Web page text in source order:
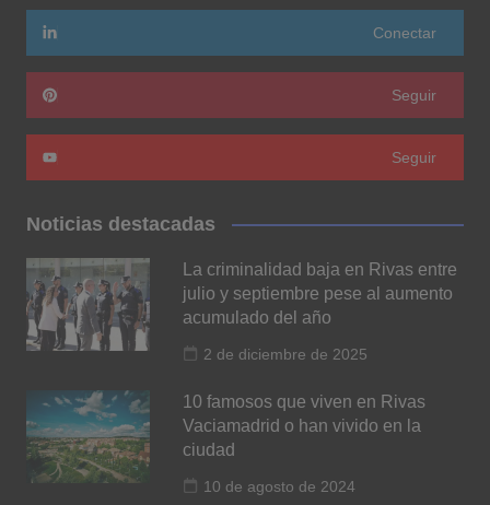
Conectar
Seguir
Seguir
Noticias destacadas
La criminalidad baja en Rivas entre
julio y septiembre pese al aumento
acumulado del año
2 de diciembre de 2025
10 famosos que viven en Rivas
Vaciamadrid o han vivido en la
ciudad
10 de agosto de 2024